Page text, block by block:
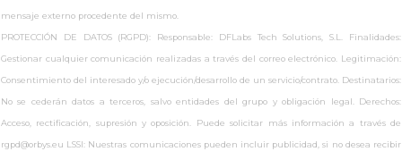
mensaje externo procedente del mismo.
PROTECCIÓN DE DATOS (RGPD): Responsable: DFLabs Tech Solutions, S.L. Finalidades:
Gestionar cualquier comunicación realizadas a través del correo electrónico. Legitimación:
Consentimiento del interesado y/o ejecución/desarrollo de un servicio/contrato. Destinatarios:
No se cederán datos a terceros, salvo entidades del grupo y obligación legal. Derechos:
Acceso, rectificación, supresión y oposición. Puede solicitar más información a través de
rgpd@orbys.eu LSSI: Nuestras comunicaciones pueden incluir publicidad, si no desea recibir